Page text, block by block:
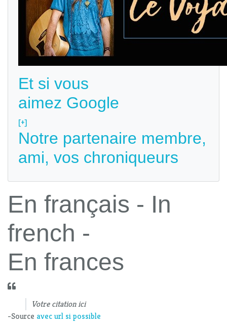
Et si vous
aimez Google
[+]
Notre partenaire membre,
ami, vos chroniqueurs
En français - In
french -
En frances
Votre citation ici
-Source avec url si possible